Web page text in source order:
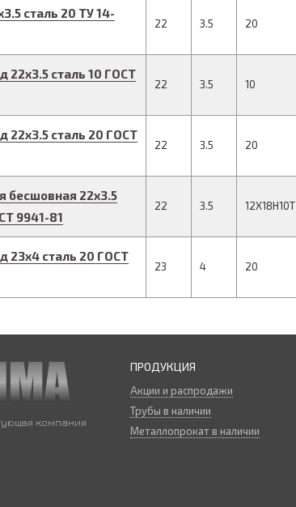
3.5 сталь 20 ТУ 14-
22 3.5 20
22х3.5 сталь 10 ГОСТ
22 3.5 10
22х3.5 сталь 20 ГОСТ
22 3.5 20
бесшовная 22х3.5
9941-81
22 3.5 12Х18Н10Т
23х4 сталь 20 ГОСТ
23 4 20
компания
ПРОДУКЦИЯ
Акции и распродажи
Трубы в наличии
Металлопрокат в наличии